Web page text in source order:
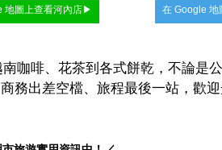
地圖上查看河內店▶ 在 Google
咖啡、花茶到各式餅乾，不論是
務出差空檔、旅程最後一站，歡